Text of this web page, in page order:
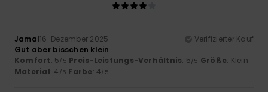
Jamal16. Dezember 2025
Verifizierter Kauf
Gut aber bisschen klein
Komfort: 5/5 Preis-Leistungs-Verhältnis: 5/5 Größe: Klein
Material: 4 /5 Farbe: 4/5